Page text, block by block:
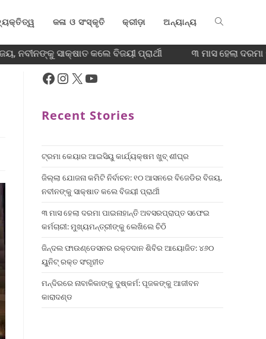
କଳା ଓ ସଂସ୍କୃତି କ୍ରୀଡ଼ା ଅନ୍ୟାନ୍ୟ
ସାକ୍ଷାତ କଲେ ବିଜୟୀ ପ୍ରାର୍ଥୀ ୩ ମାସ ହେଲା
Recent Stories
ଟ୍ରମା କେୟାର ଆଇସିୟୁ କାର୍ଯ୍ୟକ୍ଷମ ଖୁବ୍ ଶୀଘ୍ର
ଜିଲ୍ଲା ଯୋଜନା କମିଟି ନିର୍ବାଚନ: ୧୦ ଆସନରେ ବିଜେଡିର ବିଜୟ,
ନବୀନଙ୍କୁ ସାକ୍ଷାତ କଲେ ବିଜୟୀ ପ୍ରାର୍ଥୀ
୩ ମାସ ହେଲା ଦରମା ପାଇନାହାନ୍ତି ଅବସରପ୍ରାପ୍ତ ସଫେଇ
କର୍ମଚାରୀ: ମୁଖ୍ୟମନ୍ତ୍ରୀଙ୍କୁ ଲେଖିଲେ ଚିଠି
ଜିନ୍ଦଲ ଫାଉଣ୍ଡେସନର ରକ୍ତଦାନ ଶିବିର ଆୟୋଜିତ: ୪୬୦
ୟୁନିଟ୍ ରକ୍ତ ସଂଗୃହୀତ
ମନ୍ଦିରରେ ନାବାଳିକାଙ୍କୁ ଦୁଷ୍କର୍ମ: ପୂଜକଙ୍କୁ ଆଜୀବନ
କାରାଦଣ୍ଡ